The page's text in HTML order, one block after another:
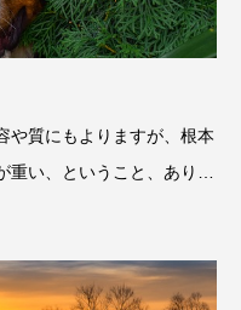
や質にもよりますが、根本
い、ということ、ありま